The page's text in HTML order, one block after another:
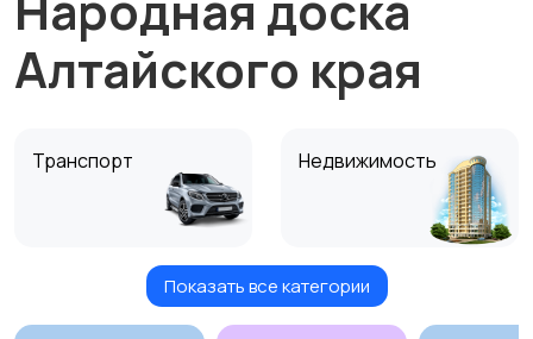
Алтайского края
Транспорт Недвижимость
Детские товары Услуги2
Показать все категории